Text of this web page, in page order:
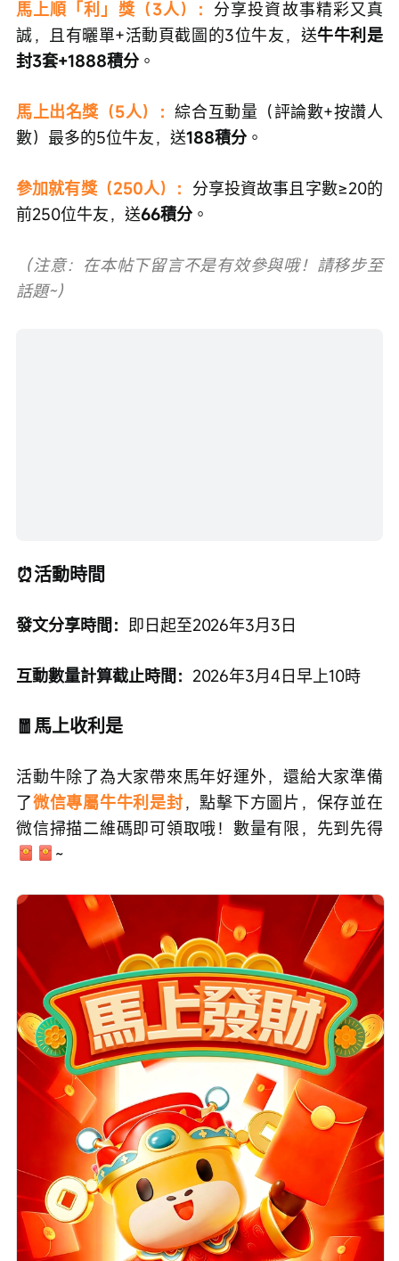
馬上順「利」獎（3人）： 分享投資故事精彩又真
誠，且有曬單+活動頁截圖的3位牛友，送牛牛利是
封3套+1888積分 。
馬上出名獎（5人）：綜合互動量（評論數+按讚人
數）最多的5位牛友，送188積分 。
參加就有獎（250人）： 分享投資故事且字數≥20的
前250位牛友，送66積分 。
（注意：在本帖下留言不是有效參與哦！請移步至
話題~）
⏰活動時間
發文分享時間： 即日起至2026年3月3日
互動數量計算截止時間： 2026年3月4日早上10時
🧧馬上收利是
活動牛除了為大家帶來馬年好運外，還給大家準備
了微信專屬牛牛利是封，點擊下方圖片，保存並在
微信掃描二維碼即可領取哦！數量有限，先到先得
~